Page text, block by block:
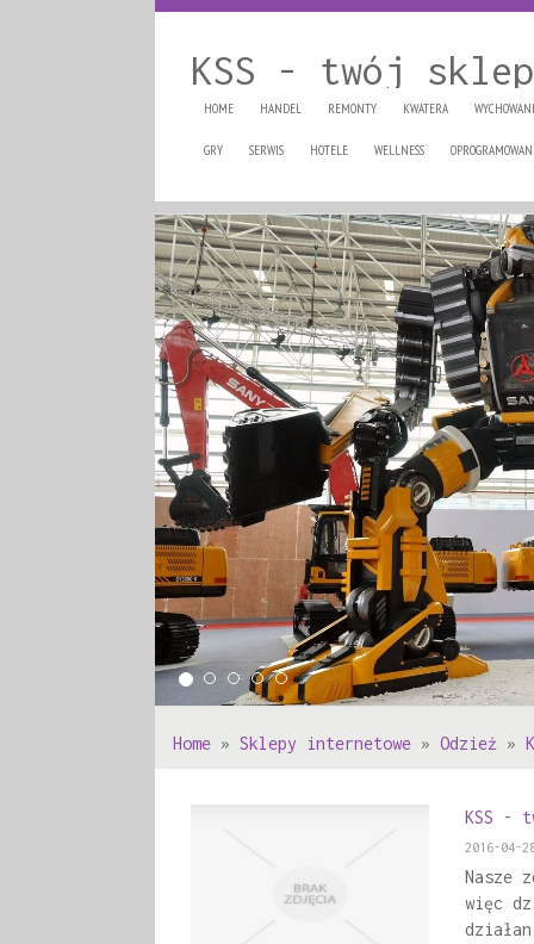
KSS - twój
HOME HANDEL REMONTY KWATERA
GRY SERWIS HOTELE WELLNESS
Home » Sklepy internetowe » Odzież »
KSS -
2016-04-
Nasze
więc